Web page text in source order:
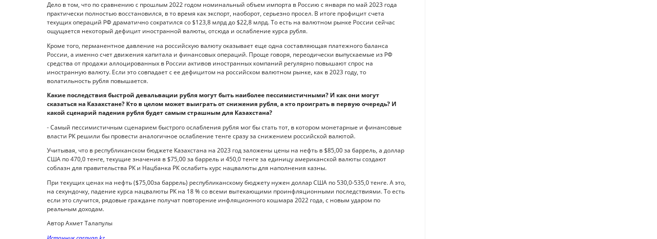
Дело в том, что по сравнению с прошлым 2022 годом номинальный объем импорта в Россию с января по май 2023 года
практически полностью восстановился, в то время как экспорт, наоборот, серьезно просел. В итоге профицит счета
текущих операций РФ драматично сократился со $123,8 млрд до $22,8 млрд. То есть на валютном рынке России сейчас
ощущается некоторый дефицит иностранной валюты, отсюда и ослабление курса рубля.
Кроме того, перманентное давление на российскую валюту оказывает еще одна составляющая платежного баланса
России, а именно счет движения капитала и финансовых операций. Проще говоря, переодически выпускаемые из РФ
средства от продажи аллоцированных в России активов иностранных компаний регулярно повышают спрос на
иностранную валюту. Если это совпадает с ее дефицитом на российском валютном рынке, как в 2023 году, то
волатильность рубля повышается.
Какие последствия быстрой девальвации рубля могут быть наиболее пессимистичными? И как они могут
сказаться на Казахстане? Кто в целом может выиграть от снижения рубля, а кто проиграть в первую очередь? И
какой сценарий падения рубля будет самым страшным для Казахстана?
- Самый пессимистичным сценарием быстрого ослабления рубля мог бы стать тот, в котором монетарные и финансовые
власти РК решили бы провести аналогичное ослабление тенге сразу за снижением российской валютой.
Учитывая, что в республиканском бюджете Казахстана на 2023 год заложены цены на нефть в $85,00 за баррель, а доллар
США по 470,0 тенге, текущие значения в $75,00 за баррель и 450,0 тенге за единицу американской валюты создают
соблазн для правительства РК и Нацбанка РК ослабить курс нацвалюты для наполнения казны.
При текущих ценах на нефть ($75,00за баррель) республиканскому бюджету нужен доллар США по 530,0-535,0 тенге. А это,
на секундочку, падение курса нацвалюты РК на 18 % со всеми вытекающими проинфляционными последствиями. То есть
если это случится, рядовые граждане получат повторение инфляционного кошмара 2022 года, с новым ударом по
реальным доходам.
Автор Ахмет Талапулы